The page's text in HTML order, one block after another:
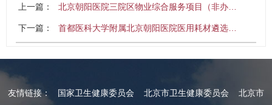
上一篇： 北京朝阳医院三院区物业综合服务项目（非办…
下一篇： 首都医科大学附属北京朝阳医院医用耗材遴选…
友情链接： 国家卫生健康委员会 北京市卫生健康委员会 北京市